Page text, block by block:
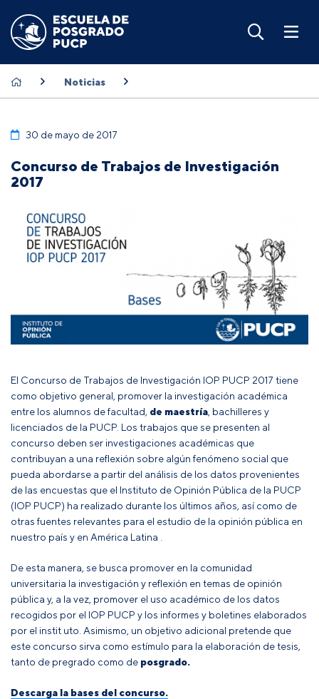
Noticias
30 de mayo de 2017
Concurso de Trabajos de Investigación
2017
El Concurso de Trabajos de Investigación IOP PUCP 2017 tiene
como objetivo general, promover la investigación académica
entre los alumnos de facultad, de maestría , bachilleres y
licenciados de la PUCP. Los trabajos que se presenten al
concurso deben ser investigaciones académicas que
contribuyan a una reflexión sobre algún fenómeno social que
pueda abordarse a partir del análisis de los datos provenientes
de las encuestas que el Instituto de Opinión Pública de la PUCP
(IOP PUCP) ha realizado durante los últimos años, así como de
otras fuentes relevantes para el estudio de la opinión pública en
nuestro país y en América Latina .
De esta manera, se busca promover en la comunidad
universitaria la investigación y reflexión en temas de opinión
pública y, a la vez, promover el uso académico de los datos
recogidos por el IOP PUCP y los informes y boletines elaborados
por el instit uto. Asimismo, un objetivo adicional pretende que
este concurso sirva como estímulo para la elaboración de tesis,
tanto de pregrado como de posgrado.
Descarga la bases del concurso.